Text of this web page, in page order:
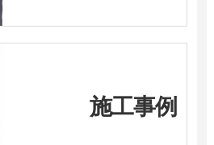
施工事例